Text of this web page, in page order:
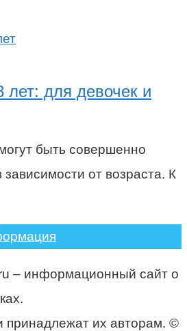
лет: для девочек и
быть совершенно
от возраста. К
– информационный сайт о
их авторам. ©